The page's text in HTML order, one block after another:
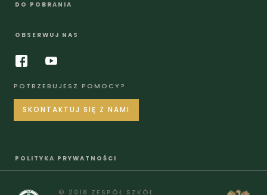
DO POBRANIA
OBSERWUJ NAS
POTRZEBUJESZ POMOCY?
SKONTAKTUJ SIĘ Z NAMI
POLITYKA PRYWATNOŚCI
© 2018 ZESPÓŁ SZKÓŁ